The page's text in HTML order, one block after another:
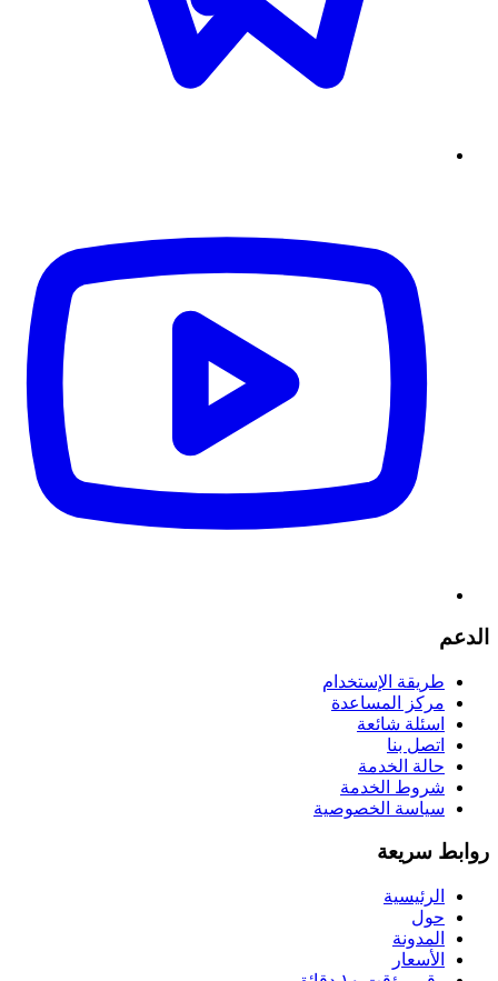
الدعم
طريقة الإستخدام
مركز المساعدة
اسئلة شائعة
اتصل بنا
حالة الخدمة
شروط الخدمة
سياسة الخصوصية
روابط سريعة
الرئيسية
حول
المدونة
الأسعار